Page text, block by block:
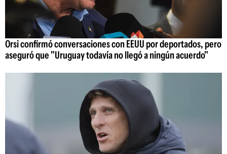
Orsi confirmó conversaciones con EEUU por deportados, pero
aseguró que "Uruguay todavía no llegó a ningún acuerdo"